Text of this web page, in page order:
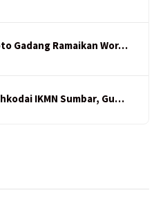
Gadang Ramaikan Wor…
IKMN Sumbar, Gu…